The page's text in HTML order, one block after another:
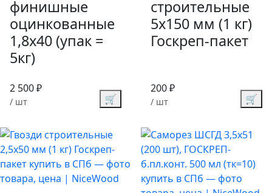
финишные
оцинкованные
1,8х40 (упак =
5кг)
2 500 ₽
/ шт 🛒
строительные
5х150 мм (1 кг)
Госкреп-пакет
200 ₽
/ шт 🛒